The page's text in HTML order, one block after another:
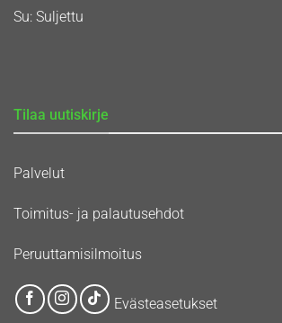
Su: Suljettu
Tilaa uutiskirje
Palvelut
Toimitus- ja palautusehdot
Peruuttamisilmoitus
Evästeasetukset